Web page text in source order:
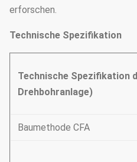
erforschen.
Technische Spezifikation
Technische Spezifikation
Drehbohranlage)
Baumethode CFA